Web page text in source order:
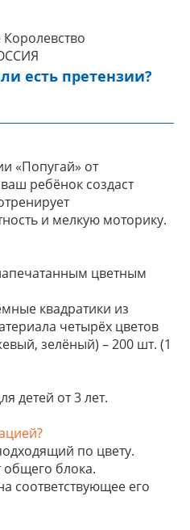
Королевство
есть претензии?
«Попугай» от
ребёнок создаст
и мелкую моторику.
цветным
квадратики из
четырёх цветов
зелёный) – 200 шт. (1
детей от 3 лет.
по цвету.
общего блока.
соответствующее его